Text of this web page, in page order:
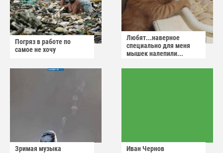
Погряз в работе по
самое не хочу
Любят...наверное
специально для меня
мышек налепили...
Зримая музыка Иван Чернов